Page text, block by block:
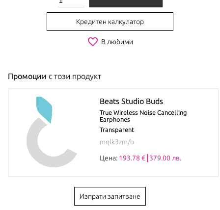
Кредитен калкулатор
favorite_border В любими
Промоции с този продукт
Beats Studio Buds
True Wireless Noise Cancelling
Earphones
Transparent
mqlk3zm/b
Цена: 193.78 €┃379.00 лв.
Изпрати запитване